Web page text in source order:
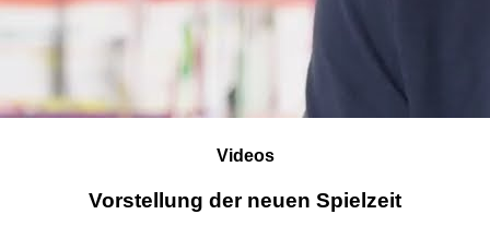
Videos
Vorstellung der neuen Spielzeit